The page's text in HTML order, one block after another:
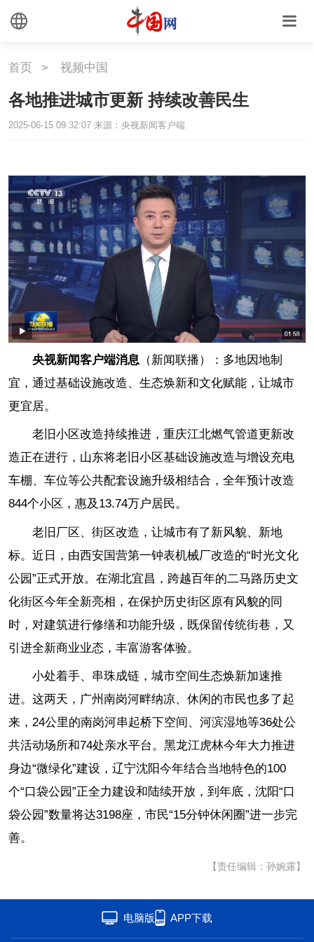
首页 > 视频中国
各地推进城市更新 持续改善民生
2025-06-15 09:32:07 来源：央视新闻客户端
央视新闻客户端消息 （新闻联播）：多地因地制
宜，通过基础设施改造、生态焕新和文化赋能，让城市
更宜居。
老旧小区改造持续推进，重庆江北燃气管道更新改
造正在进行，山东将老旧小区基础设施改造与增设充电
车棚、车位等公共配套设施升级相结合，全年预计改造
844个小区，惠及13.74万户居民。
老旧厂区、街区改造，让城市有了新风貌、新地
标。近日，由西安国营第一钟表机械厂改造的“时光文化
公园”正式开放。在湖北宜昌，跨越百年的二马路历史文
化街区今年全新亮相，在保护历史街区原有风貌的同
时，对建筑进行修缮和功能升级，既保留传统街巷，又
引进全新商业业态，丰富游客体验。
小处着手、串珠成链，城市空间生态焕新加速推
进。这两天，广州南岗河畔纳凉、休闲的市民也多了起
来，24公里的南岗河串起桥下空间、河滨湿地等36处公
共活动场所和74处亲水平台。黑龙江虎林今年大力推进
身边“微绿化”建设，辽宁沈阳今年结合当地特色的100
个“口袋公园”正全力建设和陆续开放，到年底，沈阳“口
袋公园”数量将达3198座，市民“15分钟休闲圈”进一步完
善。
【责任编辑：孙婉露】
电脑版 APP下载